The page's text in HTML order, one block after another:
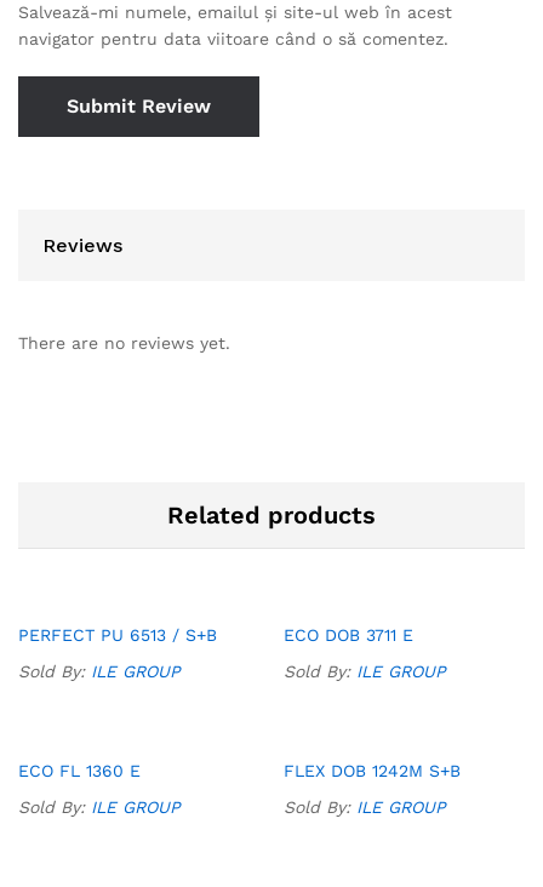
Salvează-mi numele, emailul și site-ul web în acest
navigator pentru data viitoare când o să comentez.
Reviews
There are no reviews yet.
Related products
Add
Wish
PERFECT PU 6513 / S+B
Sold By: ILE GROUP
Add
Wish
ECO DOB 3711 E
Sold By: ILE GROUP
Wish
ECO FL 1360 E
Sold By: ILE GROUP
Add
Wish
FLEX DOB 1242M S+B
Sold By: ILE GROUP